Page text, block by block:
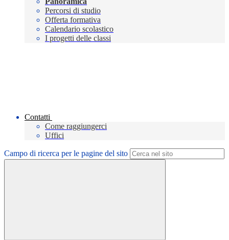
Percorsi di studio
Offerta formativa
Calendario scolastico
I progetti delle classi
Contatti
Come raggiungerci
Uffici
Campo di ricerca per le pagine del sito